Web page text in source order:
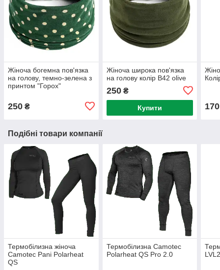
​Жіноча богемна пов'язка
на голову, темно-зелена з
принтом "Горох"
250 ₴
Жіноча широка пов'язка
на голову колір В42 olive
250₴
Купити 170
Подібні товари компанії
Термобілизна жіноча
Camotec Pani Polarheat
QS
Термобілизна Camotec
Polarheat QS Pro 2.0